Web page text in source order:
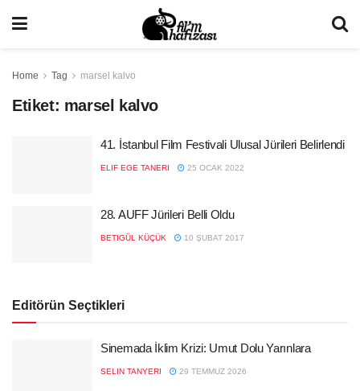
Home Tag marsel kalvo
Etiket: marsel kalvo
41. İstanbul Film Festivali Ulusal Jürileri Belirlendi
ELIF EGE TANERI 25 OCAK 2022
28. AUFF Jürileri Belli Oldu
BETIGÜL KÜÇÜK 10 ŞUBAT 2017
Editörün Seçtikleri
Sinemada İklim Krizi: Umut Dolu Yarınlara
SELIN TANYERI 29 TEMMUZ 2026